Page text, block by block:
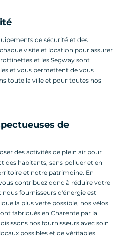
de sécurité et des
visite et location pour assurer
et les Segway sont
et vous permettent de vous
toute la ville et pour toutes nos
de
des activités de plein air pour
des habitants, sans polluer et en
et notre patrimoine. En
contribuez donc à réduire votre
fournisseurs d'énergie est
la plus verte possible, nos vélos
fabriqués en Charente par la
nos fournisseurs avec soin
possibles et de véritables